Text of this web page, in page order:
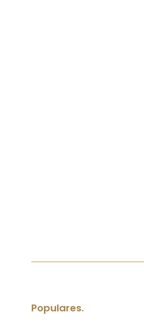
Populares.